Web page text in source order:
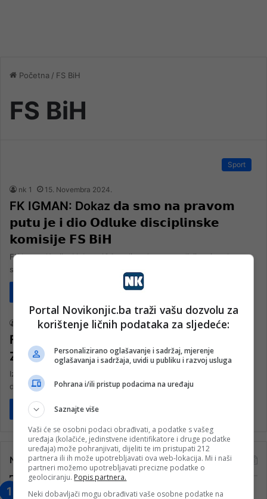
Početna / FS BiH
FS BiH
Sport
nk 1 15. Novembra 2024.
FK IGMAN: Dokaz 𝗱𝗮 𝘀𝗺𝗼 𝗻𝗮 𝗽𝗿𝗮𝘃𝗼𝗺
𝗽𝘂𝘁𝘂 𝗷𝗲 𝗶 𝗱𝗶𝗼 𝗢𝗱𝗹𝘂𝗸𝗲 𝗱𝗶𝘀𝗰𝗶𝗽𝗹𝗶𝗻𝘀𝗸𝗲
𝗸𝗼𝗺𝗶𝘀𝗶𝗷𝗲 𝗙𝗦 𝗕𝗶𝗛
FK Igman Konjic, klub sa 104 godine dugom tradicijom je tokom
svog djelovanja iznjedrio na stotine kvalitetnih fudbalera, ali ono…
4. Januara 2023.
FSBiH danas imenuje novog selektora
Zmajeva
Izvršni odbor Fudbalskog saveza Bosne i Hercegovine sastaje se
danas u Sarajevu, a najvažnija tačka dnevnog reda će biti izbor…
Pročitaj više
Najčitanije
“Obrazovanje gradi BiH-Jovan Divjak“ –
Portal Novikonjic.ba traži vašu dozvolu za
korištenje ličnih podataka za sljedeće:
Personalizirano oglašavanje i sadržaj, mjerenje
oglašavanja i sadržaja, uvidi u publiku i razvoj usluga
Pohrana i/ili pristup podacima na uređaju
Saznajte više
Vaši će se osobni podaci obrađivati, a podatke s vašeg
uređaja (kolačiće, jedinstvene identifikatore i druge podatke
uređaja) može pohranjivati, dijeliti te im pristupati 212
partnera ili ih može upotrebljavati ova web-lokacija. Mi i naši
partneri možemo upotrebljavati precizne podatke o
geolociranju. Popis partnera.
Neki dobavljači mogu obrađivati vaše osobne podatke na